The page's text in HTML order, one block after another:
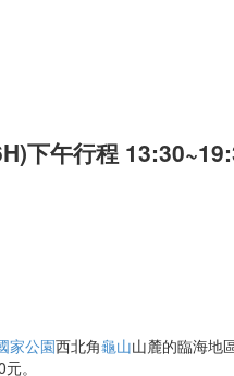
下午行程
家公園西北角龜山山麓的臨海地
。